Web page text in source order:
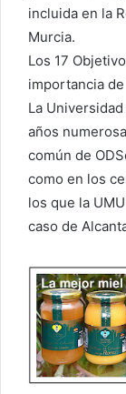
incluida en la
Murcia.
Los 17
importancia
La
años
común de
como en los
los que la
caso de